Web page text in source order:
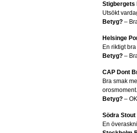
Stigbergets
Utsökt
Betyg? –
Helsinge
En riktigt
Betyg? –
CAP Dont
Bra smak
Betyg? –
Södra Stout
En